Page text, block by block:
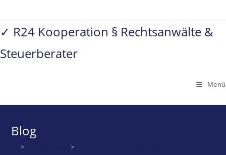
springen
✓ R24 Kooperation § Rechtsanwälte &
Steuerberater
Menü
Blog
> >